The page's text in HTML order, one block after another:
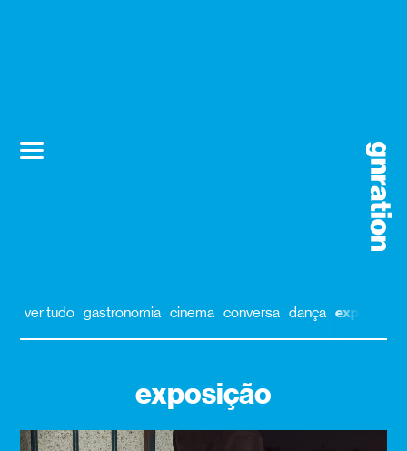
ver tudo gastronomia cinema conversa dança exposição
exposição